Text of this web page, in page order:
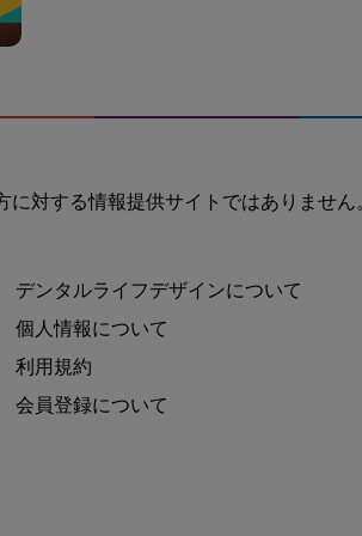
対する情報提供サイトではありません
デンタルライフデザインについて
個人情報について
利用規約
会員登録について